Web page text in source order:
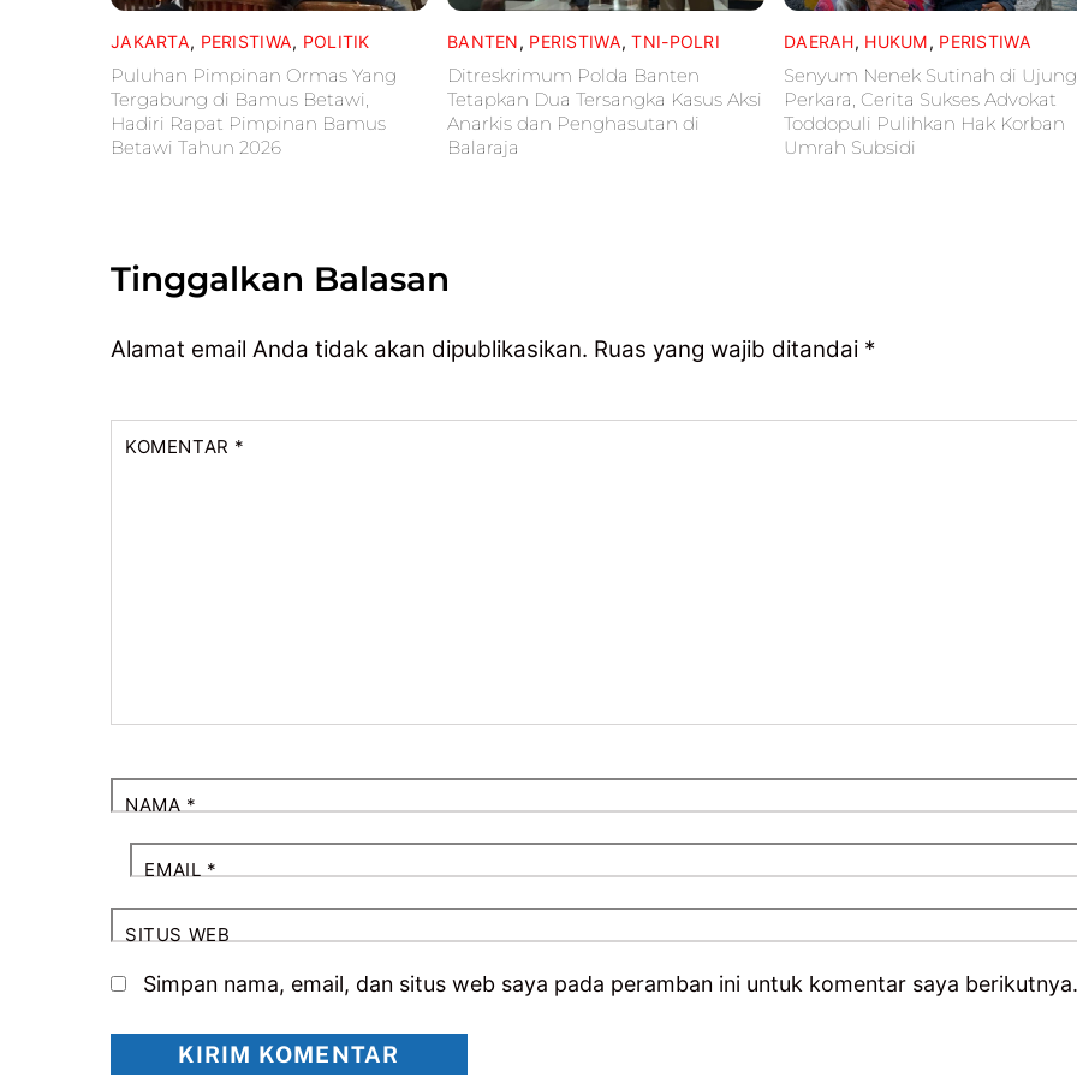
JAKARTA, PERISTIWA, POLITIK
Puluhan Pimpinan Ormas Yang
Tergabung di Bamus Betawi,
Hadiri Rapat Pimpinan Bamus
Betawi Tahun 2026
BANTEN, PERISTIWA,TNI-POLRI
Ditreskrimum Polda Banten
Tetapkan Dua Tersangka Kasus Aksi
Anarkis dan Penghasutan di
Balaraja
DAERAH, HUKUM, PERISTIWA
Senyum Nenek Sutinah di Ujung
Perkara, Cerita Sukses Advokat
Toddopuli Pulihkan Hak Korban
Umrah Subsidi
Tinggalkan Balasan
Alamat email Anda tidak akan dipublikasikan. Ruas yang wajib ditandai *
KOMENTAR *
NAMA*
EMAIL*
SITUS WEB
Simpan nama, email, dan situs web saya pada peramban ini untuk komentar saya